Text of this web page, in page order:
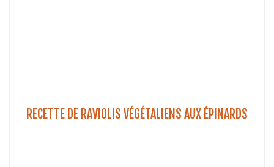
RECETTE DE RAVIOLIS VÉGÉTALIENS AUX ÉPINARDS